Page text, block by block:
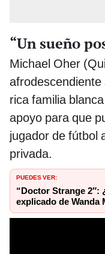
“Un sueño
Michael Oher
afrodescendiente
rica familia
apoyo para que
jugador de fútbol
privada.
PUEDES VER:
“Doctor Strange 2″:
explicado de Wanda